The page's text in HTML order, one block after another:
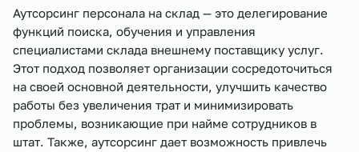
Аутсорсинг персонала на склад — это делегирование
функций поиска, обучения и управления
специалистами склада внешнему поставщику услуг.
Этот подход позволяет организации сосредоточиться
на своей основной деятельности, улучшить качество
работы без увеличения трат и минимизировать
проблемы, возникающие при найме сотрудников в
штат. Также, аутсорсинг дает возможность привлечь